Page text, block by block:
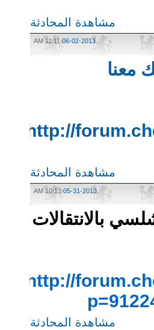
مشاهدة المحادثة
06-02-2013
11:11 AM
http://
مشاهدة المحادثة
05-31-2013
10:12 AM
بالانتقالات
http://
مشاهدة المحادثة